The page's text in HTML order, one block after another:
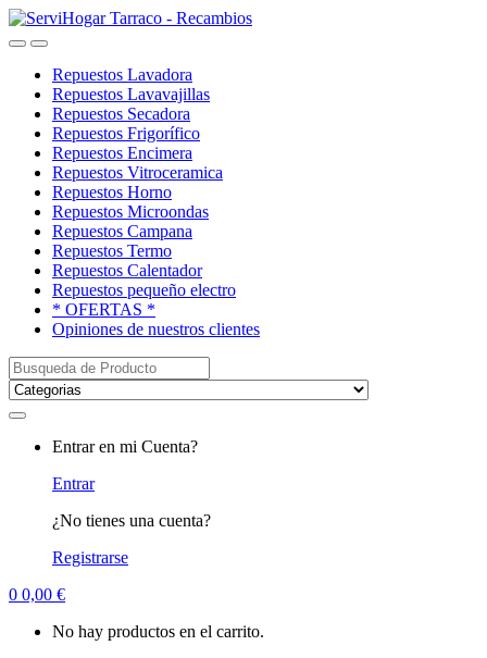
Saltar
a
saltar
al
OpenClose
Repuestos Lavadora
Repuestos Lavavajillas
Repuestos Secadora
Repuestos Frigorífico
Repuestos Encimera
Repuestos Vitroceramica
Repuestos Horno
Repuestos Microondas
Repuestos Campana
Repuestos Termo
Repuestos Calentador
Repuestos pequeño electro
* OFERTAS *
Opiniones de nuestros clientes
Buscar:
Entrar en mi Cuenta?
Entrar
¿No tienes una cuenta?
Registrarse
0 0,00 €
No hay productos en el carrito.